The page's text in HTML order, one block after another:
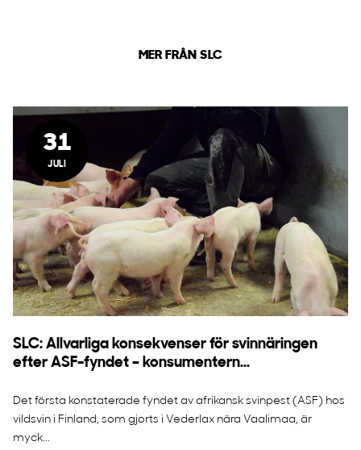
MER FRÅN SLC
31
JULI
SLC: Allvarliga konsekvenser för svinnäringen
efter ASF-fyndet – konsumentern...
Det första konstaterade fyndet av afrikansk svinpest (ASF) hos
vildsvin i Finland, som gjorts i Vederlax nära Vaalimaa, är
myck...